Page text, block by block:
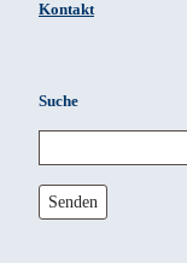
Kontakt
Suche
Senden